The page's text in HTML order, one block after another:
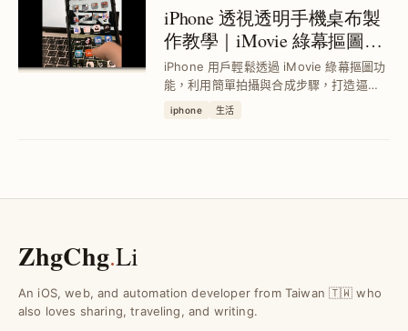
iPhone 透視透明手機桌布製
作教學｜iMovie 綠幕摳圖快
速合成技巧
iPhone 用戶輕鬆透過 iMovie 綠幕摳圖功
能，利用簡單拍攝與合成步驟，打造逼真
透視透明手機桌布，解決桌布無法真實透
視的困擾，提升手機個人化效果與趣味
iphone 生活
ZhgChg.Li
An iOS, web, and automation developer from Taiwan 🇹🇼 who
also loves sharing, traveling, and writing.